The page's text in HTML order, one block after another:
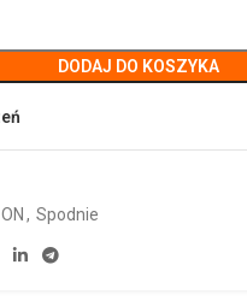
DODAJ DO KOSZYKA
ON , Spodnie